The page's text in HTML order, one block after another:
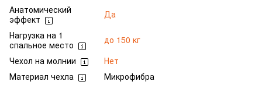
Анатомический
эффект
Да
Нагрузка на 1
спальное место
до 150 кг
Чехол на молнии
Нет
Материал чехла
Микрофибра